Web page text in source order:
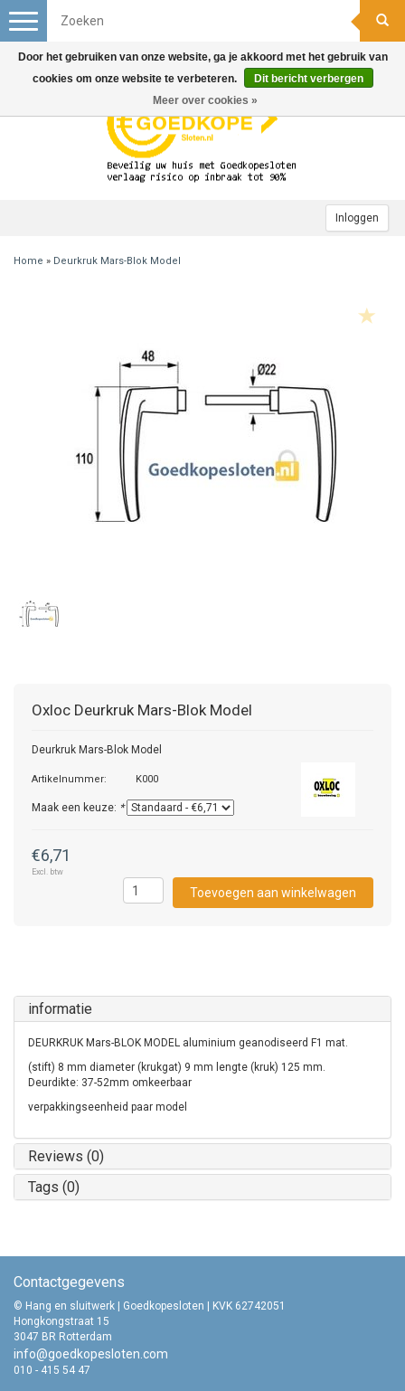
Inloggen
Toggle
navigation
Home » Deurkruk Mars-Blok Model
Oxloc Deurkruk Mars-Blok Model
Deurkruk Mars-Blok Model
Artikelnummer: K000
Maak een keuze: *
€6,71
Excl. btw
Toevoegen aan winkelwagen
informatie
DEURKRUK Mars-BLOK MODEL aluminium geanodiseerd F1 mat.
(stift) 8 mm diameter (krukgat) 9 mm lengte (kruk) 125 mm.
Deurdikte: 37-52mm omkeerbaar
verpakkingseenheid paar model
Reviews (0)
Tags (0)
Contactgegevens
© Hang en sluitwerk | Goedkopesloten | KVK 62742051
Hongkongstraat 15
3047 BR Rotterdam
info@goedkopesloten.com
010 - 415 54 47
Door het gebruiken van onze website, ga je akkoord met het gebruik van
cookies om onze website te verbeteren.
Dit bericht verbergen
Meer over cookies »